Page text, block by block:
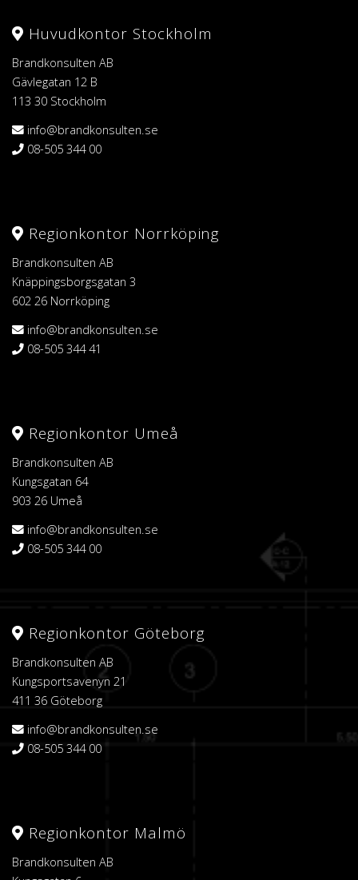
Huvudkontor Stockholm
Brandkonsulten AB
Gävlegatan 12 B
113 30 Stockholm
info@brandkonsulten.se
08-505 344 00
Regionkontor Norrköping
Brandkonsulten AB
Knäppingsborgsgatan 3
602 26 Norrköping
info@brandkonsulten.se
08-505 344 41
Regionkontor Umeå
Brandkonsulten AB
Kungsgatan 64
903 26 Umeå
info@brandkonsulten.se
08-505 344 00
Regionkontor Göteborg
Brandkonsulten AB
Kungsportsavenyn 21
411 36 Göteborg
info@brandkonsulten.se
08-505 344 00
Regionkontor Malmö
Brandkonsulten AB